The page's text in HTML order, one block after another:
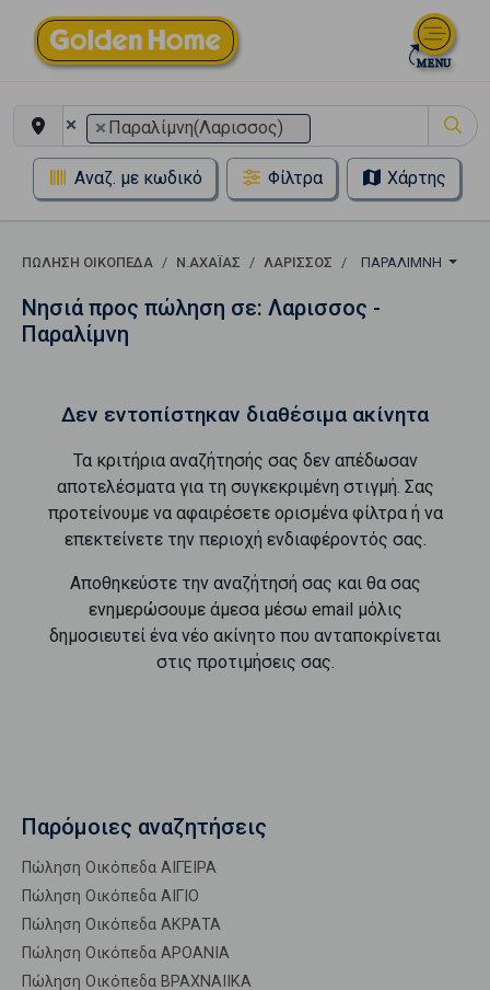
× × Παραλίμνη(Λαρισσος)
Αναζ. με κωδικό Φίλτρα Χάρτης
ΠΏΛΗΣΗ ΟΙΚΌΠΕΔΑ Ν.ΑΧΑΪΑΣ ΛΑΡΙΣΣΟΣ ΠΑΡΑΛΊΜΝΗ
Νησιά προς πώληση σε: Λαρισσος -
Παραλίμνη
Δεν εντοπίστηκαν διαθέσιμα ακίνητα
Τα κριτήρια αναζήτησής σας δεν απέδωσαν
αποτελέσματα για τη συγκεκριμένη στιγμή. Σας
προτείνουμε να αφαιρέσετε ορισμένα φίλτρα ή να
επεκτείνετε την περιοχή ενδιαφέροντός σας.
Αποθηκεύστε την αναζήτησή σας και θα σας
ενημερώσουμε άμεσα μέσω email μόλις
δημοσιευτεί ένα νέο ακίνητο που ανταποκρίνεται
στις προτιμήσεις σας.
Παρόμοιες αναζητήσεις
Πώληση Οικόπεδα ΑΙΓΕΙΡΑ
Πώληση Οικόπεδα ΑΙΓΙΟ
Πώληση Οικόπεδα ΑΚΡΑΤΑ
Πώληση Οικόπεδα ΑΡΟΑΝΙΑ
Πώληση Οικόπεδα ΒΡΑΧΝΑΙΙΚΑ